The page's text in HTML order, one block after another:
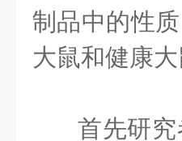
制品中的性
大鼠和健康大
首先研